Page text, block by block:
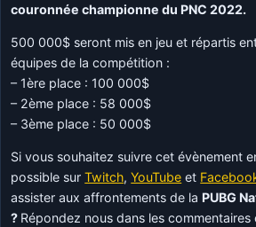
couronnée championne du PNC 2022.
500 000$ seront mis en jeu et répartis
équipes de la compétition :
– 1ère place : 100 000$
– 2ème place : 58 000$
– 3ème place : 50 000$
Si vous souhaitez suivre cet évènement
possible surTwitch,YouTube et
assister aux affrontements de la PUBG
? Répondez nous dans les